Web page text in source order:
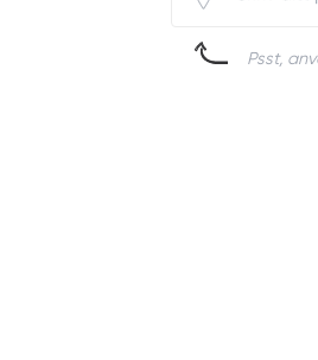
Psst,